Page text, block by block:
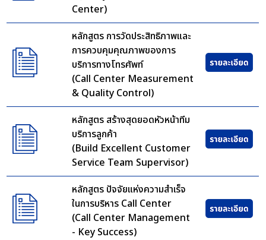
Center)
หลักสูตร การวัดประสิทธิภาพและ
การควบคุมคุณภาพของการ
บริการทางโทรศัพท์
(Call Center Measurement
& Quality Control)
หลักสูตร สร้างสุดยอดหัวหน้าทีม
บริการลูกค้า
(Build Excellent Customer
Service Team Supervisor)
หลักสูตร ปัจจัยแห่งความสำเร็จ
ในการบริหาร Call Center
(Call Center Management
- Key Success)